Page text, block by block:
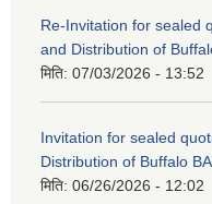
Re-Invitation for sealed
and Distribution of
मिति: 07/03/2026 - 13:52
Invitation for sealed
Distribution of Buffalo
मिति: 06/26/2026 - 12:02